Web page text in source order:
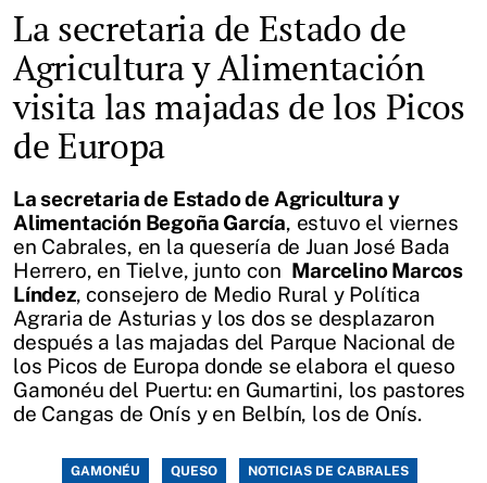
La secretaria de Estado de
Agricultura y Alimentación
visita las majadas de los Picos
de Europa
La secretaria de Estado de Agricultura y
Alimentación Begoña García, estuvo el viernes
en Cabrales, en la quesería de Juan José Bada
Herrero, en Tielve, junto con Marcelino Marcos
Líndez, consejero de Medio Rural y Política
Agraria de Asturias y los dos se desplazaron
después a las majadas del Parque Nacional de
los Picos de Europa donde se elabora el queso
Gamonéu del Puertu: en Gumartini, los pastores
de Cangas de Onís y en Belbín, los de Onís.
GAMONÉU QUESO NOTICIAS DE CABRALES